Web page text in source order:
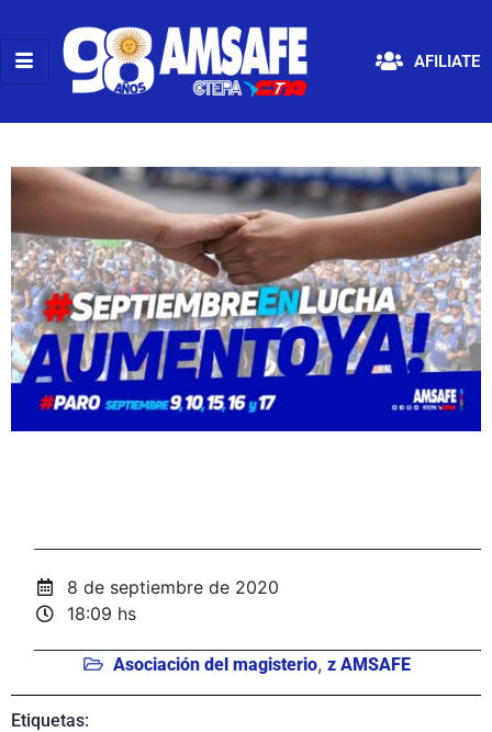
AFILIATE
8 de septiembre de 2020
18:09 hs
Asociación del magisterio, z AMSAFE
Etiquetas: